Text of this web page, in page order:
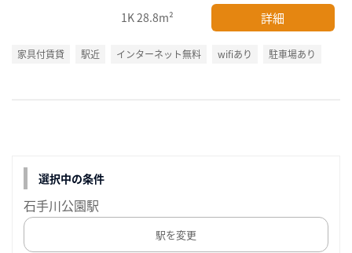
1K28.8m² 詳細
家具付賃貸 駅近 インターネット無料 wifiあり 駐車場あり
選択中の条件
石手川公園駅
駅を変更